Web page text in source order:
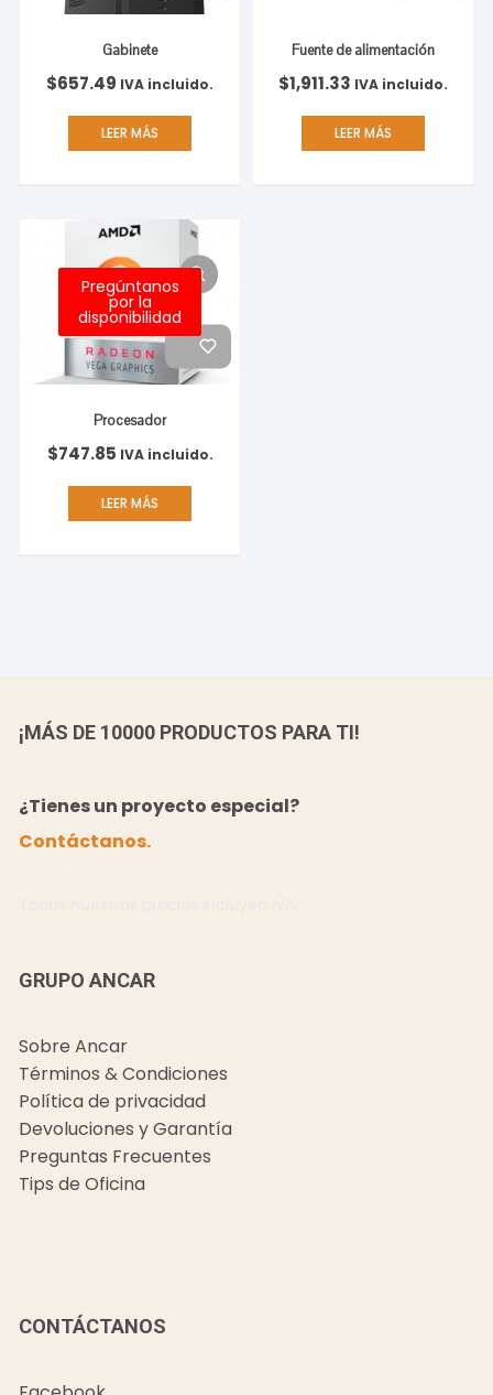
Gabinete
$657.49 IVA incluido.
LEER MÁS
Fuente de alimentación
$1,911.33 IVA incluido.
LEER MÁS
Pregúntanos
por la
disponibilidad
Procesador
$747.85 IVA incluido.
LEER MÁS
¡MÁS DE 10000 PRODUCTOS PARA TI!
¿Tienes un proyecto especial?
Contáctanos.
GRUPO ANCAR
Sobre Ancar
Términos & Condiciones
Política de privacidad
Devoluciones y Garantía
Preguntas Frecuentes
Tips de Oficina
CONTÁCTANOS